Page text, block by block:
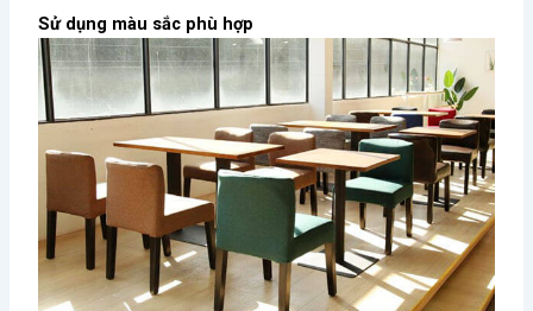
Sử dụng màu sắc phù hợp